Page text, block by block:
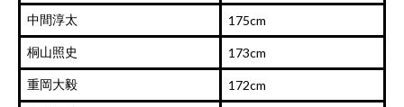
中間淳太 175cm
桐山照史 173cm
重岡大毅 172cm